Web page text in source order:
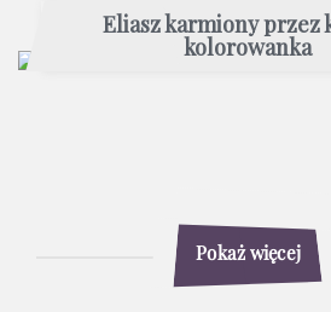
Eliasz karmiony przez
kolorowanka
Pokaż więcej